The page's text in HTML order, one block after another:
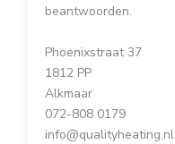
beantwoorden.
Phoenixstraat 37
1812 PP
Alkmaar
072-808 0179
info@qualityheating.nl